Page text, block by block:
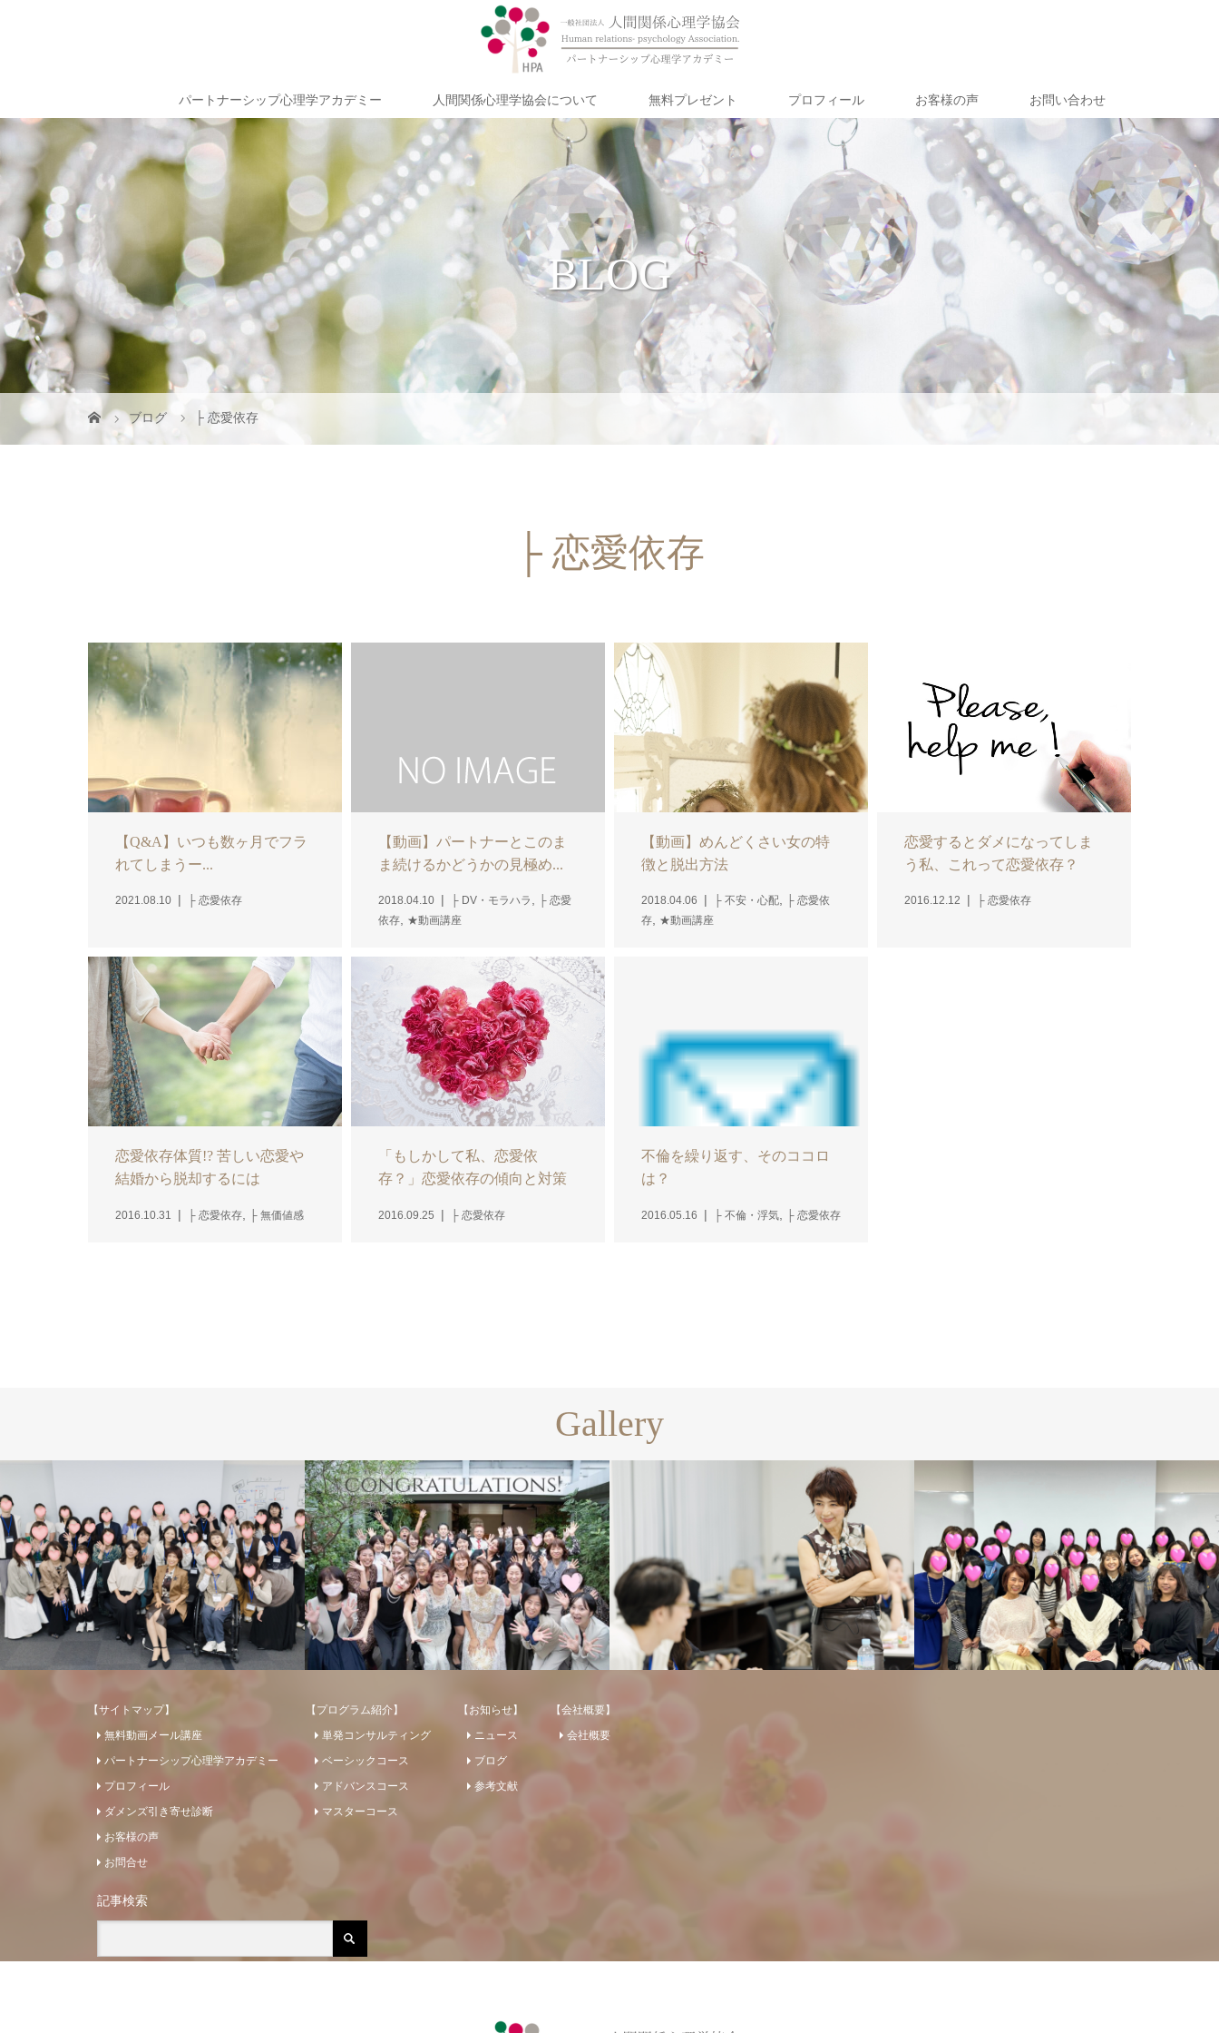
パートナーシップ心理学アカデミー 人間関係心理学協会について 無料プレゼント プロフィール お客様の声 お問い合わせ
BLOG
ブログ ├ 恋愛依存
├ 恋愛依存
【Q&A】いつも数ヶ月でフラ
れてしまうー...
2021.08.10 ├ 恋愛依存
【動画】パートナーとこのま
ま続けるかどうかの見極め...
2018.04.10 ├ DV・モラハラ ,
├ 恋愛
依存, ★動画講座
【動画】めんどくさい女の特
徴と脱出方法
2018.04.06 ├ 不安・心配,
├ 恋愛依
存, ★動画講座
恋愛するとダメになってしま
う私、これって恋愛依存？
2016.12.12 ├ 恋愛依存
恋愛依存体質!? 苦しい恋愛や
結婚から脱却するには
2016.10.31 ├ 恋愛依存 ├ 無価値感
「もしかして私、恋愛依
存？」恋愛依存の傾向と対策
2016.09.25 ├ 恋愛依存
不倫を繰り返す、そのココロ
は？
2016.05.16 ├ 不倫・浮気 ├ 恋愛依存
Gallery
【サイトマップ】
無料動画メール講座
パートナーシップ心理学アカデミー
プロフィール
ダメンズ引き寄せ診断
お客様の声
お問合せ
【プログラム紹介】
単発コンサルティング
ベーシックコース
アドバンスコース
マスターコース
【お知らせ】
ニュース
ブログ
参考文献
【会社概要】
会社概要
記事検索